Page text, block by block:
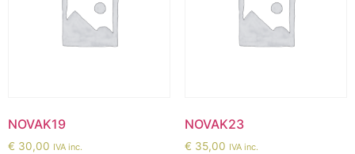
NOVAK19
€ 30,00 IVA inc.
NOVAK23
€ 35,00 IVA inc.